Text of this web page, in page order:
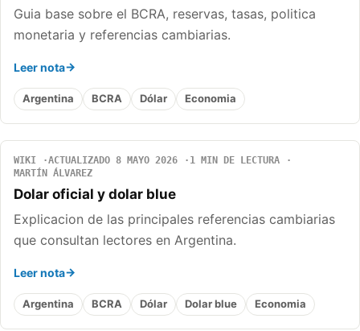
Guia base sobre el BCRA, reservas, tasas, politica
monetaria y referencias cambiarias.
Leer nota
Argentina BCRA Dólar Economia
WIKI ACTUALIZADO 8 MAYO 2026
1 MIN DE LECTURA
MARTÍN ÁLVAREZ
Dolar oficial y dolar blue
Explicacion de las principales referencias cambiarias
que consultan lectores en Argentina.
Leer nota
Argentina BCRA Dólar Dolar blue Economia